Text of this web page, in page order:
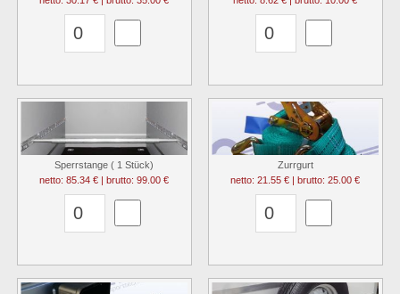
Sperrstange ( 1 Stück)
netto: 85.34 € | brutto: 99.00 €
Zurrgurt
netto: 21.55 € | brutto: 25.00 €